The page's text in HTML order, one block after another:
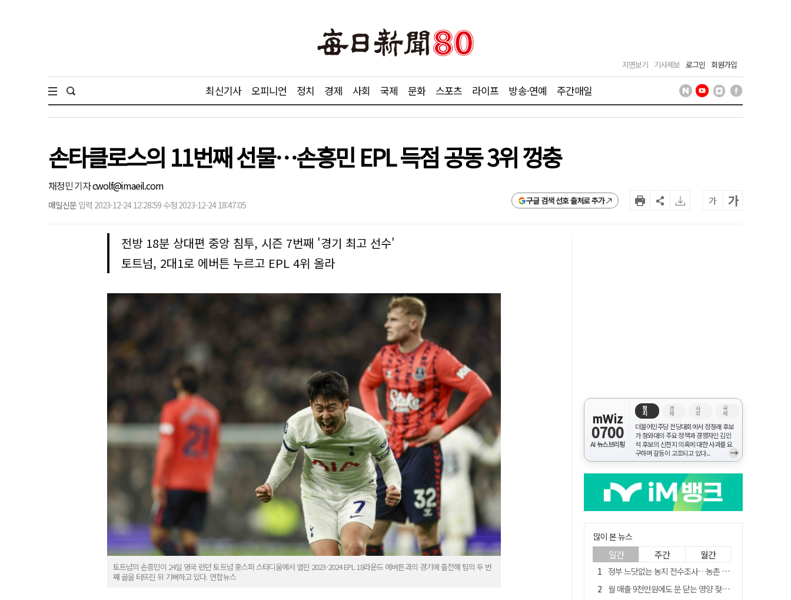
지면보기 기사제보 로그인 회원가입
최신기사 오피니언 정치 경제 사회 국제 문화 스포츠 라이프 방송·연예 주간매일
손타클로스의 11번째 선물…손흥민 EPL 득점 공동 3위 껑충
채정민 기자cwolf@imaeil.com
매일신문 입력 2023-12-24 12:28:59 수정 2023-12-24 18:47:05 구글 검색 선호 출처로 추가 가 가
전방 18분 상대편 중앙 침투, 시즌 7번째 '경기 최고 선수'
토트넘, 2대1로 에버튼 누르고 EPL 4위 올라
토트넘의 손흥민이 24일 영국 런던 토트넘 홋스퍼 스타디움에서 열린 2023-2024 EPL 18라운드 에버튼과의 경기에 출전해 팀의 두 번
째 골을 터뜨린 뒤 기뻐하고 있다. 연합뉴스
mWiz
0700
AI 뉴스브리핑
정
치
경
제
사
회
국
제
더불어민주당 전당대회에서 정청래 후보
가 청와대의 주요 정책과 경쟁자인 김민
석 후보의 신천지 의혹에 대한 사과를 요
구하며 갈등이 고조되고 있다...
→
많이 본 뉴스
일간 주간 월간
정부 느닷없는 농지 전수조사…농촌 들쑤시는 '경자유전'의 칼날
월 매출 9천만원에도 문 닫는 영양 젖소농장… "일할 사람이 없어"